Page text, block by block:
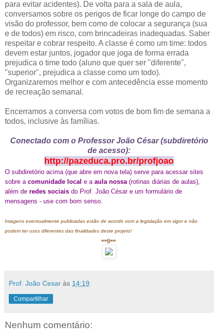
para evitar acidentes). De volta para a sala de aula,
conversamos sobre os perigos de ficar longe do campo de
visão do professor, bem como de colocar a segurança (sua
e de todos) em risco, com brincadeiras inadequadas. Saber
respeitar e cobrar respeito. A classe é como um time: todos
devem estar juntos, jogador que joga de forma errada
prejudica o time todo (aluno que quer ser "diferente",
"superior", prejudica a classe como um todo).
Organizaremos melhor e com antecedência esse momento
de recreação semanal.
Encerramos a conversa com votos de bom fim de semana a
todos, inclusive às famílias.
Conectado com o Professor João César (subdiretório
de acesso):
http://pazeduca.pro.br/profjoao
O subdiretório acima (que abre em nova tela) serve para acessar sites
sobre a comunidade local e a aula nossa (rotinas diárias de aulas)
além de redes sociais do Prof. João César e um formulário de
mensagens - use com bom senso.
Imagens eventualmente publicadas estão de acordo com a legislação em vigor e não
podem ter usos diferentes das finalidades deste projeto!
==||==
Prof. João Cesar às 14:19
Compartilhar
Nenhum comentário: